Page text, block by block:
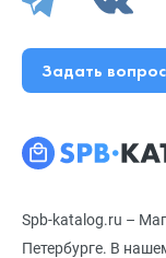
Spb-katalog.ru –
Петербурге. В
Задать